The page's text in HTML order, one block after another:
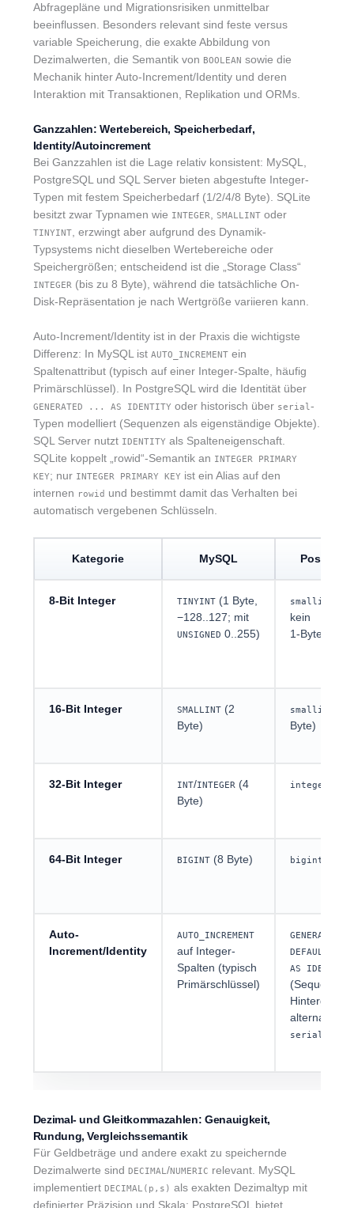
Abfragepläne und Migrationsrisiken unmittelbar
beeinflussen. Besonders relevant sind feste versus
variable Speicherung, die exakte Abbildung von
Dezimalwerten, die Semantik von BOOLEAN sowie die
Mechanik hinter Auto-Increment/Identity und deren
Interaktion mit Transaktionen, Replikation und ORMs.
Ganzzahlen: Wertebereich, Speicherbedarf,
Identity/Autoincrement
Bei Ganzzahlen ist die Lage relativ konsistent: MySQL,
PostgreSQL und SQL Server bieten abgestufte Integer-
Typen mit festem Speicherbedarf (1/2/4/8 Byte). SQLite
besitzt zwar Typnamen wie INTEGER SMALLINToder
TINYINT, erzwingt aber aufgrund des Dynamik-
Typsystems nicht dieselben Wertebereiche oder
Speichergrößen; entscheidend ist die „Storage Class“
INTEGER (bis zu 8 Byte), während die tatsächliche On-
Disk-Repräsentation je nach Wertgröße variieren kann.
Auto-Increment/Identity ist in der Praxis die wichtigste
Differenz: In MySQL ist AUTO_INCREMENTein
Spaltenattribut (typisch auf einer Integer-Spalte, häufig
Primärschlüssel). In PostgreSQL wird die Identität über
GENERATED ... AS IDENTITY oder historisch über serial-
Typen modelliert (Sequenzen als eigenständige Objekte).
SQL Server nutzt IDENTITY als Spalteneigenschaft.
SQLite koppelt „rowid“-Semantik an INTEGER PRIMARY
KEY; nur INTEGER PRIMARY KEY ist ein Alias auf den
internen rowid und bestimmt damit das Verhalten bei
automatisch vergebenen Schlüsseln.
Kategorie MySQL
8‑Bit Integer TINYINT(1 Byte,
−128..127; mit
UNSIGNED 0..255)
smallint
kein
16‑Bit Integer SMALLINT(2
Byte)
smallint
Byte)
32‑Bit Integer INT/INTEGER (4
Byte)
integer
64‑Bit Integer BIGINT(8 Byte) bigint
Auto-
Increment/Identity
AUTO_INCREMENT
auf Integer-
Spalten (typisch
Primärschlüssel)
GENERATED
DEFAULT/
AS IDENTITY
(Sequenz im
alternativ
serial
Dezimal- und Gleitkommazahlen: Genauigkeit,
Rundung, Vergleichssemantik
Für Geldbeträge und andere exakt zu speichernde
Dezimalwerte sind
DECIMAL/NUMERIC relevant. MySQL
implementiert DECIMAL(p,s) als exakten Dezimaltyp mit
definierter Präzision und Skala; PostgreSQL bietet